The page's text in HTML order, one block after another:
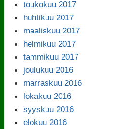
toukokuu 2017
huhtikuu 2017
maaliskuu 2017
helmikuu 2017
tammikuu 2017
joulukuu 2016
marraskuu 2016
lokakuu 2016
syyskuu 2016
elokuu 2016